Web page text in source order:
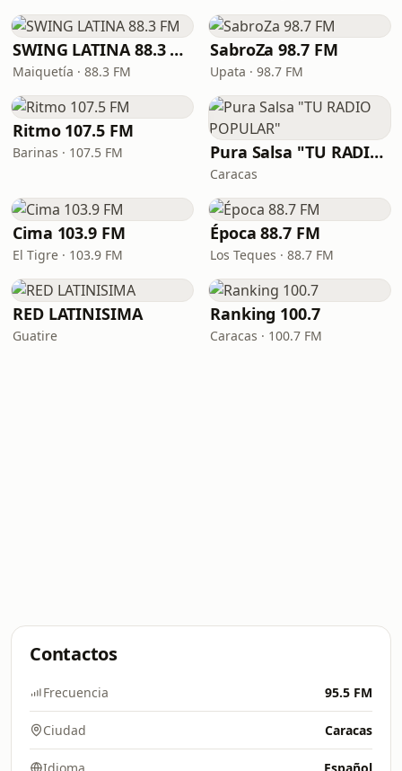
SWING LATINA 88.3 FM
Maiquetía · 88.3 FM
SabroZa 98.7 FM
Upata · 98.7 FM
Ritmo 107.5 FM
Barinas · 107.5 FM Pura Salsa "TU RADIO POPULAR"
Caracas
Cima 103.9 FM
El Tigre · 103.9 FM
Época 88.7 FM
Los Teques · 88.7 FM
RED LATINISIMA
Guatire
Ranking 100.7
Caracas · 100.7 FM
Contactos
Frecuencia 95.5 FM
Ciudad Caracas